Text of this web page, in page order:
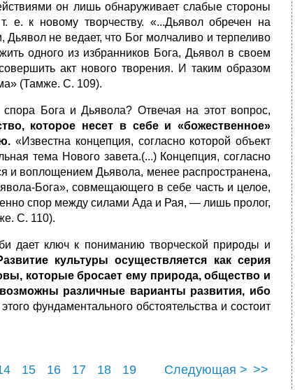
он лишь обнаруживает слабые стороны
е. к новому творчеству. «...Дьявол обречен на
Дьявол не ведает, что Бог молчаливо и терпеливо
одного из избран­ников Бога, Дьявол в своем
акт нового творения. И та­ким образом
(Тамже. С. 109).
Бога и Дьявола? Отвечая на этот вопрос,
которое несет в себе и «божественное»
«Известна концепция, согласно кото­рой объект
тема Нового завета.(...) Концепция, согласно
и воплощением Дьявола, менее распространена,
Бога», совме­щающего в себе часть и целое,
спор между силами Ада и Рая, — лишь пролог,
С. 110).
дает ключ к пониманию творческой природы и
культуры осуществляется как серия
которые бросает ему при­рода, общество и
различные варианты развития, ибо
фундаментального обстоятельства и состоит
15 16 17 18
19
Следующая > >>